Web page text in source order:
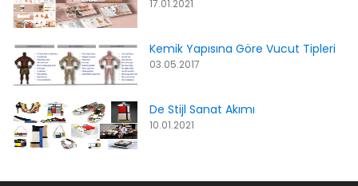
17.01.2021
Kemik Yapısına Göre Vucut Tipleri
03.05.2017
De Stijl Sanat Akımı
10.01.2021